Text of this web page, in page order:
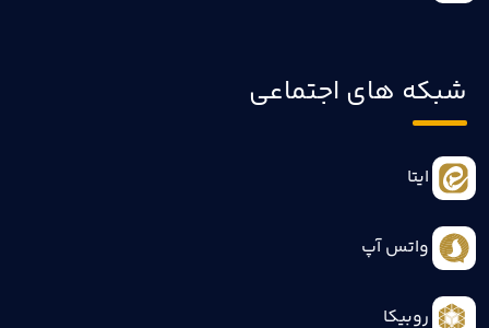
شبکه های اجتماعی
ایتا
واتس آپ
روبیکا